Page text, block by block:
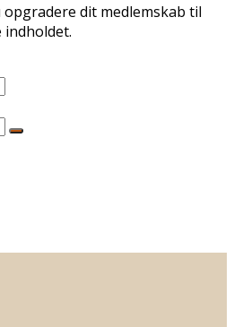
dit medlemskab til
indholdet.